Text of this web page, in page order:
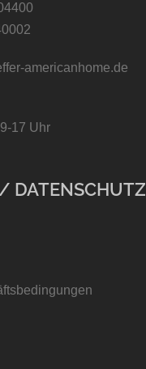
americanhome.de
17 Uhr
DATENSCHUTZ